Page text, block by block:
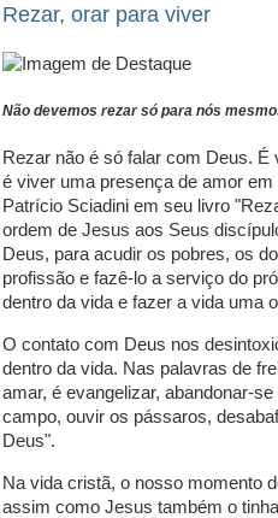
Rezar, orar para viver
Não devemos rezar só para nós
Rezar não é só falar com Deus.
é viver uma presença de amor
Patrício Sciadini em seu livro
ordem de Jesus aos Seus
Deus, para acudir os pobres, os
profissão e fazê-lo a serviço do
dentro da vida e fazer a vida uma
O contato com Deus nos
dentro da vida. Nas palavras de
amar, é evangelizar, abandonar-
campo, ouvir os pássaros,
Deus".
Na vida cristã, o nosso momento
assim como Jesus também o